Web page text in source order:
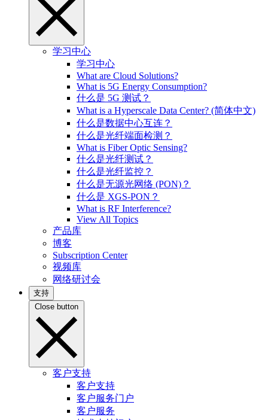
学习中心
学习中心
What are Cloud Solutions?
What is 5G Energy Consumption?
什么是 5G 测试？
What is a Hyperscale Data Center? (简体中文)
什么是数据中心互连？
什么是光纤端面检测？
What is Fiber Optic Sensing?
什么是光纤测试？
什么是光纤监控？
什么是无源光网络 (PON)？
什么是 XGS-PON？
What is RF Interference?
View All Topics
产品库
博客
Subscription Center
视频库
网络研讨会
支持
Close button
客户支持
客户支持
客户服务门户
客户服务